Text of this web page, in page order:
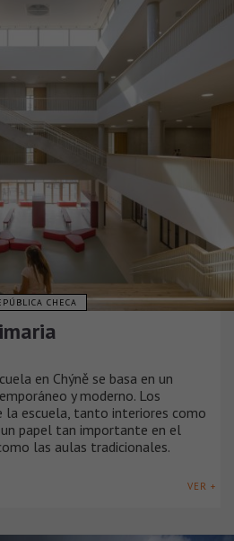
CHECA
en Chýně se basa en un
y moderno. Los
la escuela, tanto interiores como
papel tan importante en el
las aulas tradicionales.
VER +